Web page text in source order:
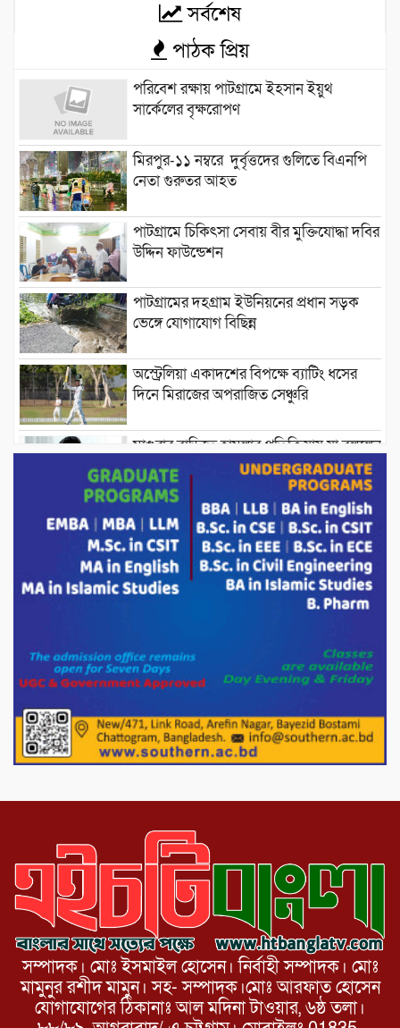
সর্বশেষ
পাঠক প্রিয়
পরিবেশ রক্ষায় পাটগ্রামে ইহসান ইয়ুথ
সার্কেলের বৃক্ষরোপণ
মিরপুর-১১ নম্বরে দুর্বৃত্তদের গুলিতে বিএনপি
নেতা গুরুতর আহত
পাটগ্রামে চিকিৎসা সেবায় বীর মুক্তিযোদ্ধা দবির
উদ্দিন ফাউন্ডেশন
পাটগ্রামের দহগ্রাম ইউনিয়নের প্রধান সড়ক
ভেঙ্গে যোগাযোগ বিছিন্ন
অস্ট্রেলিয়া একাদশের বিপক্ষে ব্যাটিং ধসের
দিনে মিরাজের অপরাজিত সেঞ্চুরি
মাগুরার বাড়িতে হামলার প্রতিক্রিয়ায় যা বললেন
সাকিব।
দেশীয় পাঁচ প্রজাতির ছোট মাছে উদ্বেগজনক
মাত্রায় মাইক্রোপ্লাস্টিকের উপস্থিতি শনাক্ত ।
সরকারকে ব্যর্থ করতে দেশের বিরুদ্ধে একটি
দল চক্রান্ত চালিয়ে যাচ্ছে : রিজভী
দেশের বাজারে ভরিতে ১০ হাজার টাকা সোনার
দাম বাড়ানোর ঘোষণা।
ভারপ্রাপ্ত রাষ্ট্রপতি হাফিজ উদ্দিন আহমদের
সাথে এইচটি বাংলা অনলাইন পোর্টাল ও আইপি
সম্পাদক। মোঃ ইসমাইল হোসেন। নির্বাহী সম্পাদক। মোঃ
মামুনুর রশীদ মামুন। সহ- সম্পাদক।মোঃ আরফাত হোসেন
যোগাযোগের ঠিকানাঃ আল মদিনা টাওয়ার, ৬ষ্ঠ তলা।